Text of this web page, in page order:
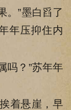
”墨白舀了
年压抑住内
？”苏年年
着悬崖，早